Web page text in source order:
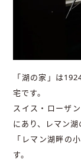
「湖の家」は
宅です。
スイス・ローザ
にあり、レマン湖
「レマン湖畔の
す。